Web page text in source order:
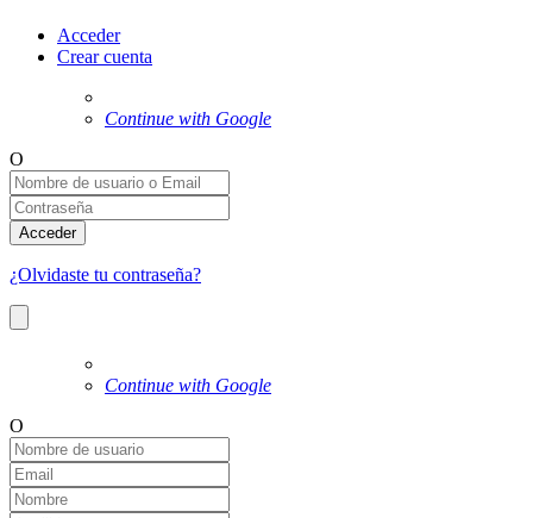
Acceder
Crear cuenta
Continue with Google
O
Acceder
¿Olvidaste tu contraseña?
Continue with Google
O